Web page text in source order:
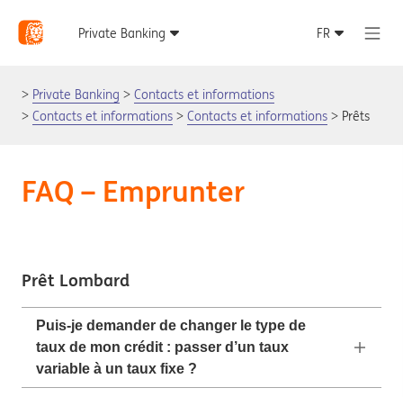
Private Banking
Contacts et informations
Contacts et informations
Contacts et informations Prêts
FAQ – Emprunter
Prêt Lombard
Puis-je demander de changer le type de
taux de mon crédit : passer d’un taux
variable à un taux fixe ?